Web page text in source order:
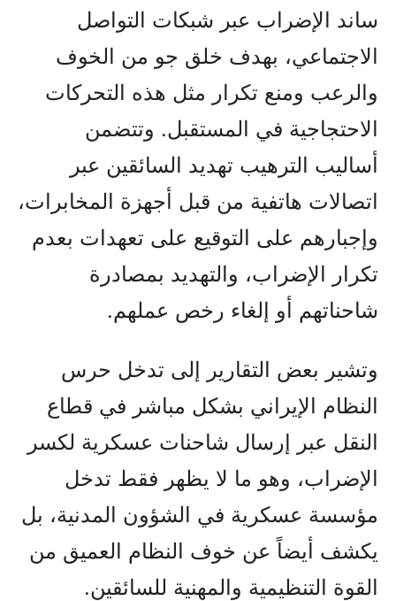
ساند الإضراب عبر شبكات التواصل
الاجتماعي، بهدف خلق جو من الخوف
والرعب ومنع تكرار مثل هذه التحركات
الاحتجاجية في المستقبل. وتتضمن
أساليب الترهيب تهديد السائقين عبر
اتصالات هاتفية من قبل أجهزة المخابرات،
وإجبارهم على التوقيع على تعهدات بعدم
تكرار الإضراب، والتهديد بمصادرة
شاحناتهم أو إلغاء رخص عملهم.
وتشير بعض التقارير إلى تدخل حرس
النظام الإيراني بشكل مباشر في قطاع
النقل عبر إرسال شاحنات عسكرية لكسر
الإضراب، وهو ما لا يظهر فقط تدخل
مؤسسة عسكرية في الشؤون المدنية، بل
يكشف أيضاً عن خوف النظام العميق من
القوة التنظيمية والمهنية للسائقين.